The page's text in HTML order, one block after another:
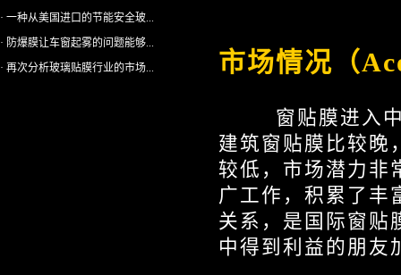
· 一种从美国进口的节能安全玻...
· 防爆膜让车窗起雾的问题能够...
· 再次分析玻璃贴膜行业的市场...
市场情况（
窗贴膜进入中国
建筑窗贴膜比较晚
较低，市场潜力非
广工作，积累了丰
关系，是国际窗贴
中得到利益的朋友